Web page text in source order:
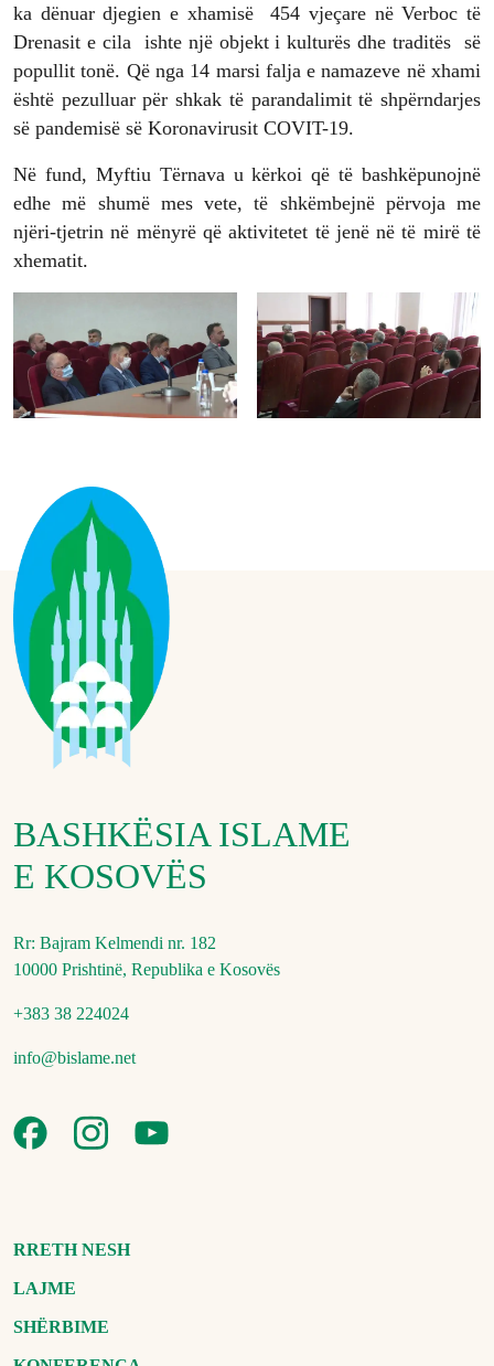
ka dënuar djegien e xhamisë 454 vjeçare në Verboc të
Drenasit e cila ishte një objekt i kulturës dhe traditës së
popullit tonë. Që nga 14 marsi falja e namazeve në xhami
është pezulluar për shkak të parandalimit të shpërndarjes
së pandemisë së Koronavirusit COVIT-19.
Në fund, Myftiu Tërnava u kërkoi që të bashkëpunojnë
edhe më shumë mes vete, të shkëmbejnë përvoja me
njëri-tjetrin në mënyrë që aktivitetet të jenë në të mirë të
xhematit.
BASHKËSIA ISLAME
E KOSOVËS
Rr: Bajram Kelmendi nr. 182
10000 Prishtinë, Republika e Kosovës
+383 38 224024
info@bislame.net
RRETH NESH
LAJME
SHËRBIME